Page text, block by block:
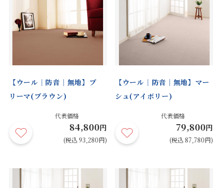
【ウール｜防音｜無地】プ
リーマ(ブラウン)
代表価格
84,800円
(税込 93,280円)
【ウール｜防音｜無地】マー
シュ(アイボリー)
代表価格
79,800円
(税込 87,780円)